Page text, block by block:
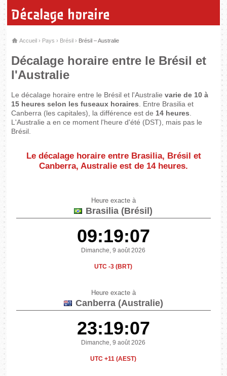
Décalage horaire
Accueil › Pays › Brésil › Brésil – Australie
Décalage horaire entre le Brésil et
l'Australie
Le décalage horaire entre le Brésil et l'Australievarie de 10 à
15 heures selon les fuseaux horaires . Entre Brasilia et
Canberra (les capitales), la différence est de 14 heures
L'Australie a en ce moment l'heure d'été (DST), mais pas le
Brésil.
Le décalage horaire entre Brasilia, Brésil et
Canberra, Australie est de 14 heures.
Heure exacte à
Brasilia (Brésil)
09:19:08
Dimanche, 9 août 2026
UTC -3 (BRT)
Heure exacte à
Canberra (Australie)
23:19:08
Dimanche, 9 août 2026
UTC +11 (AEST)